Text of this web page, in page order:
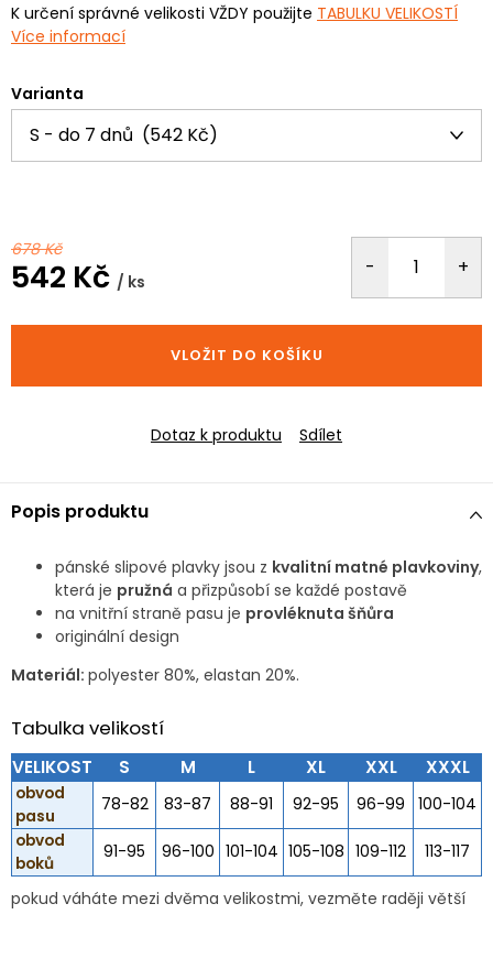
K určení správné velikosti VŽDY použijte TABULKU VELIKOSTÍ
Více informací
Varianta
678 Kč
542 Kč / ks
cena:
VLOŽIT DO KOŠÍKU
Dotaz k produktu Sdílet
Popis produktu
pánské slipové plavky jsou z kvalitní matné plavkoviny,
která je pružná a přizpůsobí se každé postavě
na vnitřní straně pasu je provléknuta šňůra
originální design
Materiál: polyester 80%, elastan 20%.
Tabulka velikostí
VELIKOST S M L XL XXL XXXL
obvod
pasu
78-82 83-87 88-91 92-95 96-99
100-104
obvod
boků
91-95 96-100 101-104 105-108 109-112 113-117
pokud váháte mezi dvěma velikostmi, vezměte raději větší